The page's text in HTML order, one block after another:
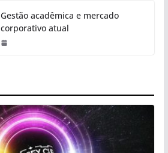
Gestão acadêmica e mercado
corporativo atual